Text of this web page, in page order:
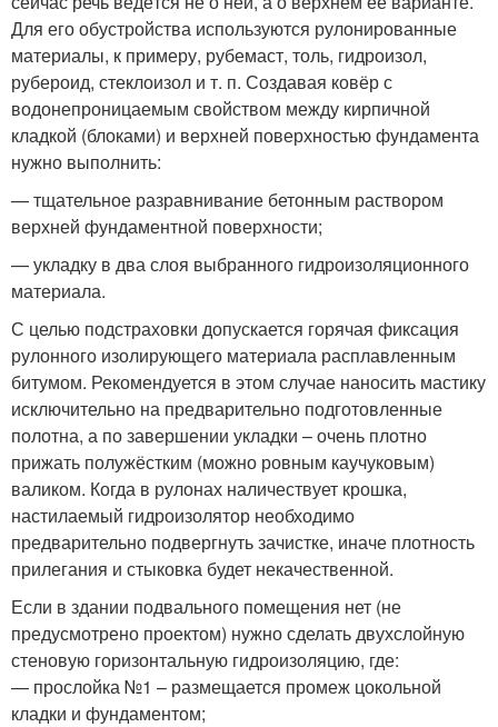
Для его обустройства используются рулонированные
материалы, к примеру, рубемаст, толь, гидроизол,
рубероид, стеклоизол и т. п. Создавая ковёр с
водонепроницаемым свойством между кирпичной
кладкой (блоками) и верхней поверхностью фундамента
нужно выполнить:
— тщательное разравнивание бетонным раствором
верхней фундаментной поверхности;
— укладку в два слоя выбранного гидроизоляционного
материала.
С целью подстраховки допускается горячая фиксация
рулонного изолирующего материала расплавленным
битумом. Рекомендуется в этом случае наносить мастику
исключительно на предварительно подготовленные
полотна, а по завершении укладки – очень плотно
прижать полужёстким (можно ровным каучуковым)
валиком. Когда в рулонах наличествует крошка,
настилаемый гидроизолятор необходимо
предварительно подвергнуть зачистке, иначе плотность
прилегания и стыковка будет некачественной.
Если в здании подвального помещения нет (не
предусмотрено проектом) нужно сделать двухслойную
стеновую горизонтальную гидроизоляцию, где:
— прослойка №1 – размещается промеж цокольной
кладки и фундаментом;